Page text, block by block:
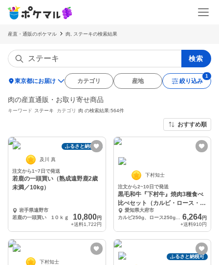
産直・通販のポケマル 肉, ステーキの検索結果
検索
location_on東京都にお届け カテゴリ 産地 絞り込み
肉の産直通販・お取り寄せ商品
キーワード ステーキ カテゴリ 肉 の検索結果:564件
おすすめ順
ふるさと納税可
及川 真
注文から1~7日で発送
若鹿の一頭買い（熟成遠野鹿2歳
未満／10kg）
岩手県遠野市
若鹿の一頭買い 1０ｋｇ
10,800円
+送料1,722円
下村知士
注文から2~10日で発送
黒毛和牛『下村牛』焼肉3種食べ
比べセット（カルビ・ロース・あ
かみ）計750g
愛知県大府市
カルビ250g、ロース250g、あかみ250g
6,264円
+送料910円
下村知士
ふるさと納税可